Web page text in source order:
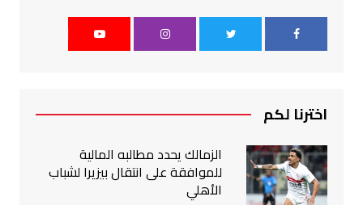
اخترنا لكم
الزمالك يحدد مطالبه المالية
للموافقة على انتقال بيزيرا لشباب
الأهلي